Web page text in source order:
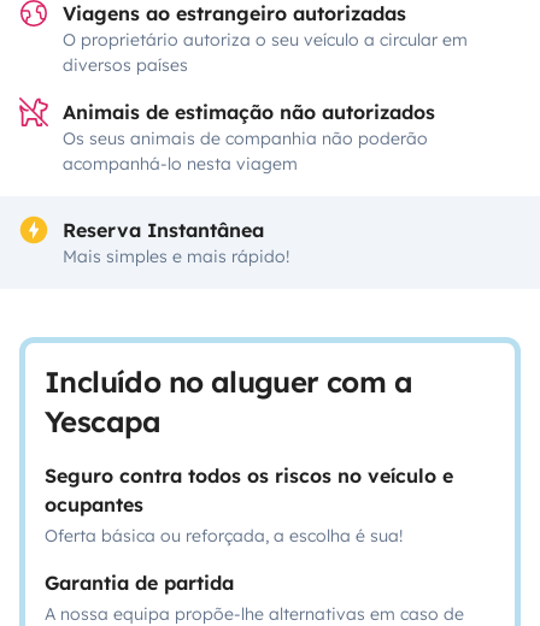
Viagens ao estrangeiro autorizadas
O proprietário autoriza o seu veículo a circular em
diversos países
Animais de estimação não autorizados
Os seus animais de companhia não poderão
acompanhá-lo nesta viagem
Reserva Instantânea
Mais simples e mais rápido!
Incluído no aluguer com a
Yescapa
Seguro contra todos os riscos no veículo e
ocupantes
Oferta básica ou reforçada, a escolha é sua!
Garantia de partida
A nossa equipa propõe-lhe alternativas em caso de